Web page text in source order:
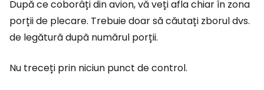
După ce coborâți din avion, vă veți afla chiar în zona
porții de plecare. Trebuie doar să căutați zborul dvs.
de legătură după numărul porții.
Nu treceți prin niciun punct de control.